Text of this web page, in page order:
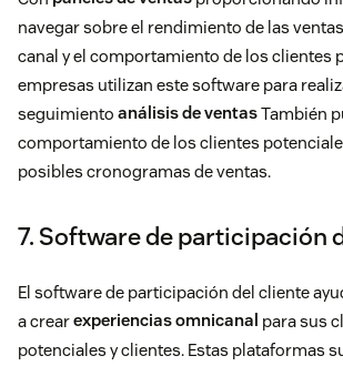
navegar sobre el rendimiento de las
canal y el comportamiento de los clientes
empresas utilizan este software para
seguimiento análisis de ventasTambién
comportamiento de los clientes
posibles cronogramas de ventas.
7. Software de participación
El software de participación del cliente
a crearexperiencias omnicanal para sus
potenciales y clientes. Estas plataformas